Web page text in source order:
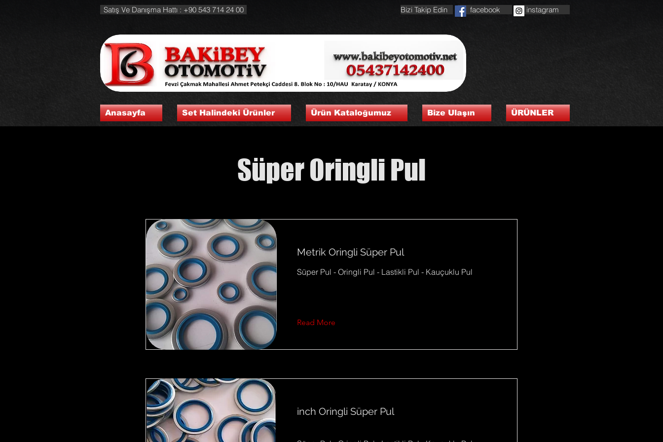
Satış Ve Danışma Hattı : +90 543 714 24 00 Bizi Takip Edin facebook instagram
Anasayfa Set Halindeki Ürünler Ürün Kataloğumuz Bize Ulaşın ÜRÜNLER
Süper Oringli Pul
Metrik Oringli Süper Pul
Süper Pul - Oringli Pul - Lastikli Pul - Kauçuklu Pul
Read More
inch Oringli Süper Pul